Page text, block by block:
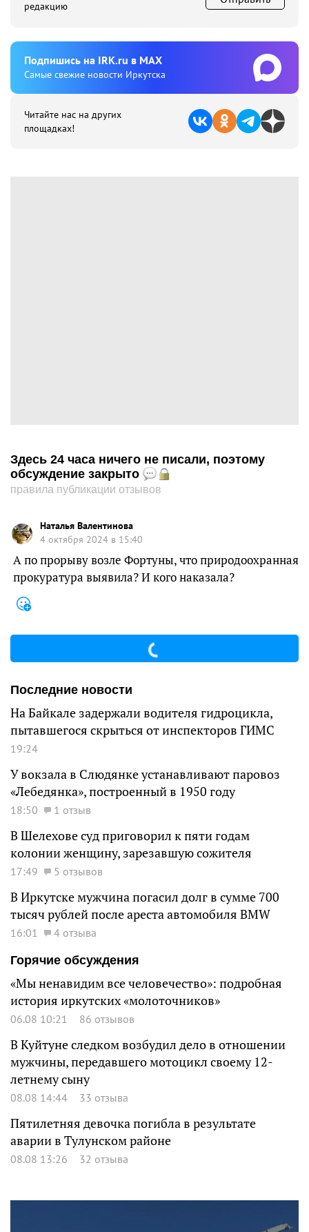
редакцию
Подпишиcь на IRK.ru в MAX
Cамые свежие новости Иркутска
Читайте нас на других
площадках!
Здесь 24 часа ничего не писали, поэтому
обсуждение закрыто
правила публикации отзывов
Наталья Валентинова
4 октября 2024 в 15:40
А по прорыву возле Фортуны, что природоохранная
прокуратура выявила? И кого наказала?
Последние новости
На Байкале задержали водителя гидроцикла,
пытавшегося скрыться от инспекторов ГИМС
19:24
У вокзала в Слюдянке устанавливают паровоз
«Лебедянка», построенный в 1950 году
18:50 1 отзыв
В Шелехове суд приговорил к пяти годам
колонии женщину, зарезавшую сожителя
17:49 5 отзывов
В Иркутске мужчина погасил долг в сумме 700
тысяч рублей после ареста автомобиля BMW
16:01
4 отзыва
Горячие обсуждения
«Мы ненавидим все человечество»: подробная
история иркутских «молоточников»
06.08 10:21 86 отзывов
В Куйтуне следком возбудил дело в отношении
мужчины, передавшего мотоцикл своему 12-
летнему сыну
08.08 14:44 33 отзыва
Пятилетняя девочка погибла в результате
аварии в Тулунском районе
08.08 13:26 32 отзыва